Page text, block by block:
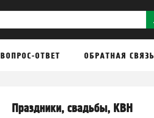
ВОПРОС-ОТВЕТ ОБРАТНАЯ СВЯЗЬ
Праздники, свадьбы, КВН